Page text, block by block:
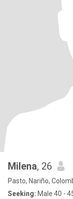
Milena, 26
Pasto, Nariño,
Seeking: Male 40 -